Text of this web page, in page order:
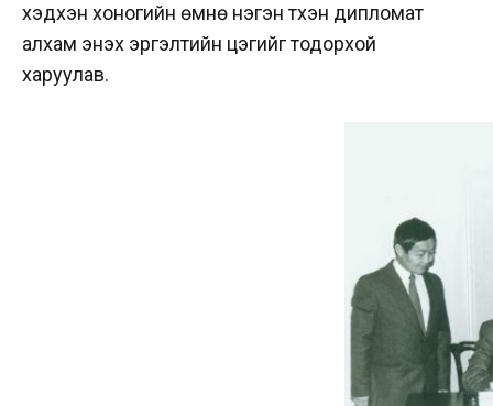
хэдхэн хоногийн өмнө нэгэн түүхэн дипломат
алхам энэхүү эргэлтийн цэгийг тодорхой
харуулав.